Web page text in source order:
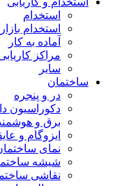
استخدام
استخدام
آماده به کار
مراکز
سایر
ساختمان
در و پنجره
دکوراسیون
برق و
ایزوگام و
نمای
شیشه
نقاشی